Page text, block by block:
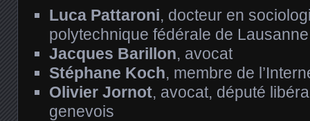
Luca Pattaroni, docteur en
polytechnique fédérale de
Jacques Barillon, avocat
Stéphane Koch, membre de
Olivier Jornot, avocat, député
genevois